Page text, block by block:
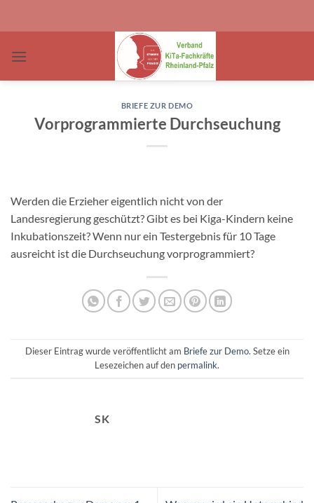
BRIEFE ZUR DEMO
Vorprogrammierte Durchseuchung
Werden die Erzieher eigentlich nicht von der
Landesregierung geschützt? Gibt es bei Kiga-Kindern keine
Inkubationszeit? Wenn nur ein Testergebnis für 10 Tage
ausreicht ist die Durchseuchung vorprogrammiert?
Dieser Eintrag wurde veröffentlicht am Briefe zur Demo. Setze ein
Lesezeichen auf den permalink.
SK